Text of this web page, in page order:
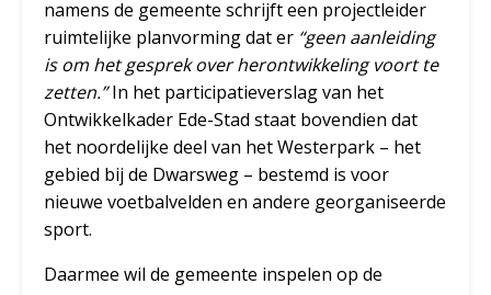
namens de gemeente schrijft een projectleider
ruimtelijke planvorming dat er “geen aanleiding
is om het gesprek over herontwikkeling voort te
zetten.”In het participatieverslag van het
Ontwikkelkader Ede-Stad staat bovendien dat
het noordelijke deel van het Westerpark – het
gebied bij de Dwarsweg – bestemd is voor
nieuwe voetbalvelden en andere georganiseerde
sport.
Daarmee wil de gemeente inspelen op de